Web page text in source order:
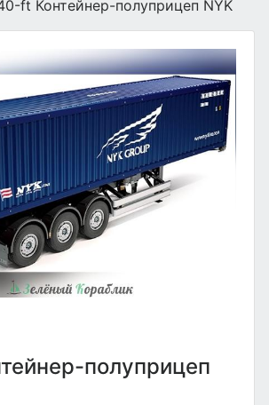
ft Контейнер-полуприцеп NYK
полуприцеп